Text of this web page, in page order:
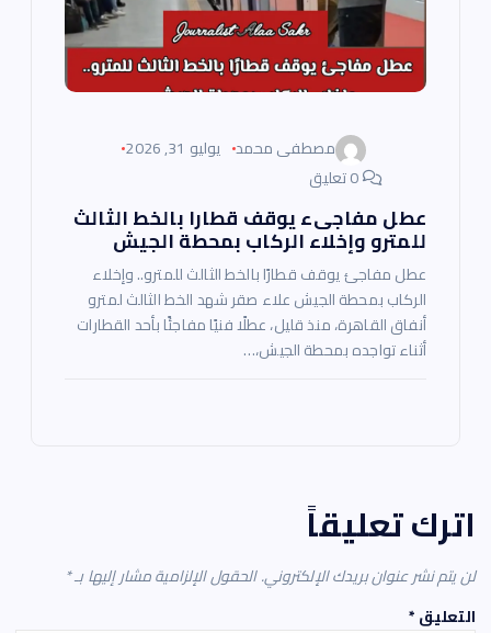
مصطفى محمد يوليو 31, 2026
عطل مفاجىء يوقف قطارا بالخط الثالث
للمترو وإخلاء الركاب بمحطة الجيش
عطل مفاجئ يوقف قطارًا بالخط الثالث للمترو.. وإخلاء
الركاب بمحطة الجيش علاء صقر شهد الخط الثالث لمترو
أنفاق القاهرة، منذ قليل، عطلًا فنيًا مفاجئًا بأحد القطارات
أثناء تواجده بمحطة الجيش،…
اترك تعليقاً
لن يتم نشر عنوان بريدك الإلكتروني.الحقول الإلزامية مشار إليها بـ*
التعليق*